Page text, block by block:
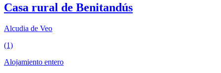
Casa rural de Benitandús
Alcudia de Veo
(1)
Alojamiento entero